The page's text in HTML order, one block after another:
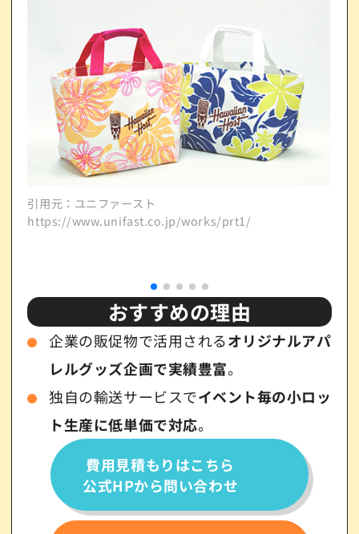
引用元：ユニファースト
https://www.unifast.co.jp/works/prt1/
おすすめの理由
企業の販促物で活用されるオリジナルアパ
レルグッズ企画で実績豊富。
独自の輸送サービスでイベント毎の小ロッ
ト生産に低単価で対応。
費用見積もりはこちら
公式HPから問い合わせ